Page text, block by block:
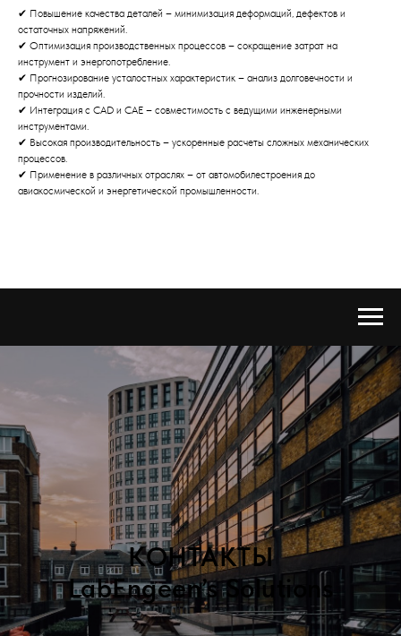
✔ Повышение качества деталей – минимизация деформаций, дефектов и
остаточных напряжений.
✔ Оптимизация производственных процессов – сокращение затрат на
инструмент и энергопотребление.
✔ Прогнозирование усталостных характеристик – анализ долговечности и
прочности изделий.
✔ Интеграция с CAD и CAE – совместимость с ведущими инженерными
инструментами.
✔ Высокая производительность – ускоренные расчеты сложных механических
процессов.
✔ Применение в различных отраслях – от автомобилестроения до
авиакосмической и энергетической промышленности.
КОНТАКТЫ
LabEngeen’s Solutions